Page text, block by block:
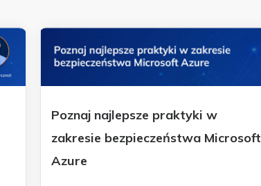
Poznaj najlepsze praktyki w
zakresie bezpieczeństwa Microsoft
Azure